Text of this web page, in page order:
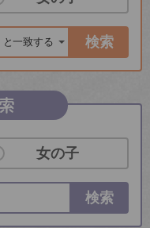
検索
女の子
検索